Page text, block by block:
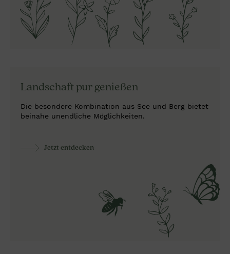
Landschaft purgenießen
Die besondere Kombination aus See und Berg bietet
beinahe unendliche Möglichkeiten.
Jetzt entdecken